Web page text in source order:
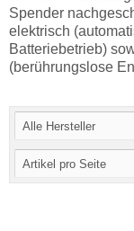
Spender
elektrisch
Batteriebetrieb)
(berührungslose
Alle Hersteller
Artikel pro Seite